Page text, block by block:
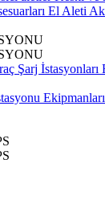
El Aleti